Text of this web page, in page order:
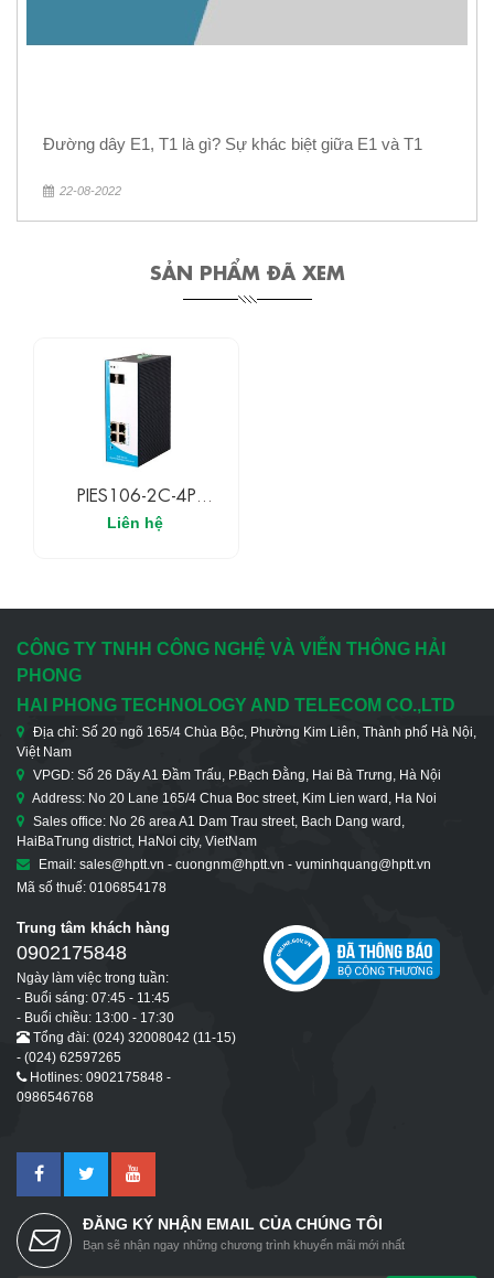
Đường dây E1, T1 là gì? Sự khác biệt giữa E1 và T1
22-08-2022
SẢN PHẨM ĐÃ XEM
PIES106-2C-4P
UPCOM Switch POE
Công Nghiệp Có Quản
Cổng Quang Gigabit
Liên hệ
CÔNG TY TNHH CÔNG NGHỆ VÀ VIỄN THÔNG HẢI
PHONG
HAI PHONG TECHNOLOGY AND TELECOM CO.,LTD
Địa chỉ: Số 20 ngõ 165/4 Chùa Bộc, Phường Kim Liên, Thành phố Hà Nội,
Việt Nam
VPGD: Số 26 Dãy A1 Đầm Trấu, P.Bạch Đằng, Hai Bà Trưng, Hà Nội
Address: No 20 Lane 165/4 Chua Boc street, Kim Lien ward, Ha Noi
Sales office: No 26 area A1 Dam Trau street, Bach Dang ward,
HaiBaTrung district, HaNoi city, VietNam
Email: sales@hptt.vn - cuongnm@hptt.vn - vuminhquang@hptt.vn
Mã số thuế: 0106854178
Trung tâm khách hàng
0902175848
Ngày làm việc trong tuần:
- Buổi sáng: 07:45 - 11:45
- Buổi chiều: 13:00 - 17:30
Tổng đài: (024) 32008042 (11-15)
- (024) 62597265
Hotlines: 0902175848 -
0986546768
ĐĂNG KÝ NHẬN EMAIL CỦA CHÚNG TÔI
Bạn sẽ nhận ngay những chương trình khuyến mãi mới nhất